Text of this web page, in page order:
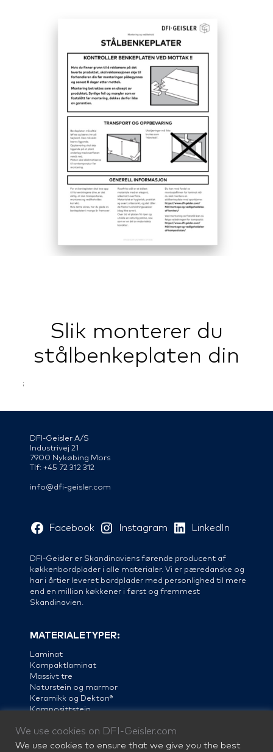
Slik monterer du
stålbenkeplaten din
;
DFI-Geisler A/S
Industrivej 21
7900 Nykøbing Mors
Tlf: +45 72 312 312
info@dfi-geisler.com
Facebook Instagram LinkedIn
DFI-Geisler er Skandinaviens førende producent af
køkkenbordplader i alle materialer. Vi er pæredanske og
har i årtier leveret bordplader med personlighed til mere
end en million køkkener i først og fremmest
Skandinavien.
MATERIALETYPER:
Laminat
Kompaktlaminat
Massivt tre
Naturstein og marmor
Keramikk og Dekton®
Komposittstein
Stål
We use cookies on DFI-Geisler.com
We use cookies to ensure that we give you the best